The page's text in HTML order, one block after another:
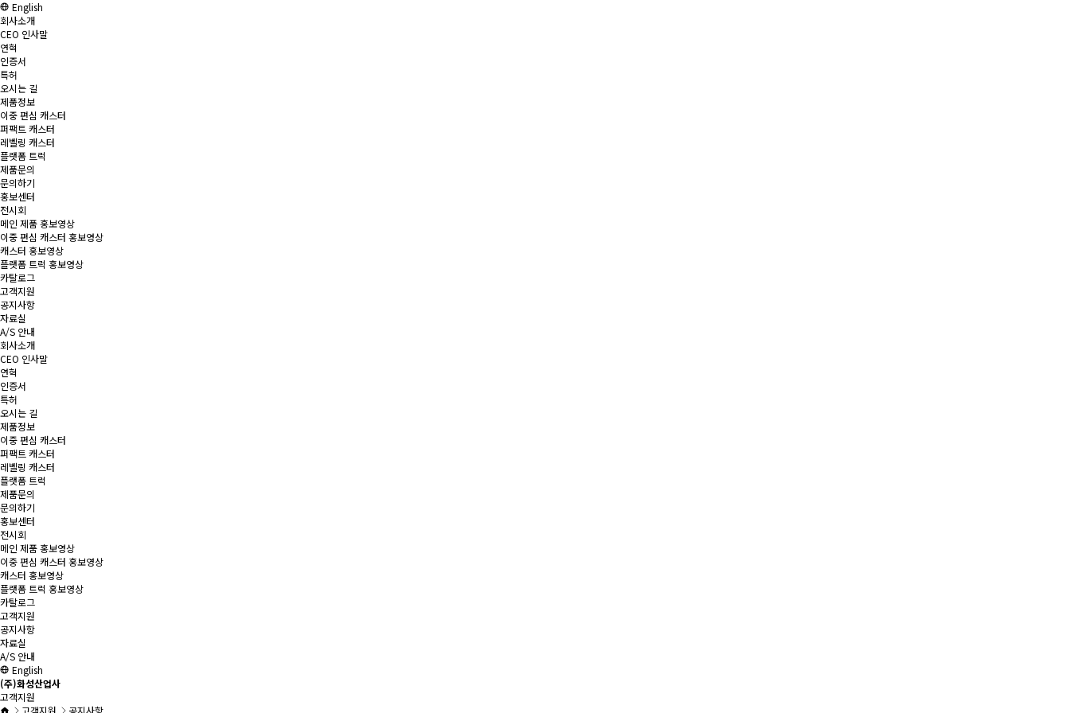
English
회사소개
CEO 인사말
연혁
인증서
특허
오시는 길
제품정보
이중 편심 캐스터
퍼팩트 캐스터
레벨링 캐스터
플랫폼 트럭
제품문의
문의하기
홍보센터
전시회
메인 제품 홍보영상
이중 편심 캐스터 홍보영상
캐스터 홍보영상
플랫폼 트럭 홍보영상
카탈로그
고객지원
공지사항
자료실
A/S 안내
회사소개
CEO 인사말
연혁
인증서
특허
오시는 길
제품정보
이중 편심 캐스터
퍼팩트 캐스터
레벨링 캐스터
플랫폼 트럭
제품문의
문의하기
홍보센터
전시회
메인 제품 홍보영상
이중 편심 캐스터 홍보영상
캐스터 홍보영상
플랫폼 트럭 홍보영상
카탈로그
고객지원
공지사항
자료실
A/S 안내
English
(주)화성산업사
고객지원
고객지원
공지사항